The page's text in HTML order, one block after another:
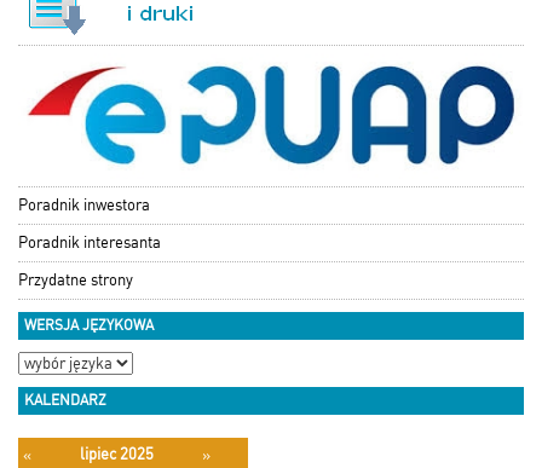
Poradnik inwestora
Poradnik interesanta
Przydatne strony
WERSJA JĘZYKOWA
KALENDARZ
« lipiec 2025
»